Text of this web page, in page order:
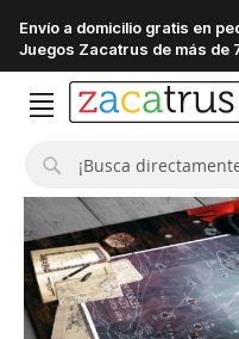
Envío a domicilio gratis en
Juegos Zacatrus de más de
Buscar
Saltar
al
final
de
la
galería